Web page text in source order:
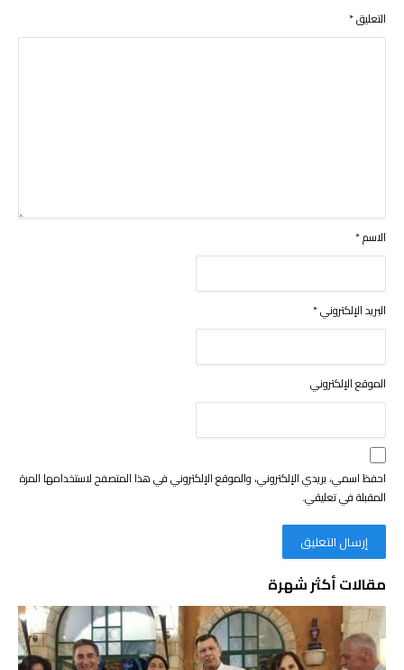
التعليق*
الاسم*
البريد الإلكتروني*
الموقع الإلكتروني
احفظ اسمي، بريدي الإلكتروني، والموقع الإلكتروني في هذا المتصفح لاستخدامها المرة
المقبلة في تعليقي.
مقالات أكثر شهرة